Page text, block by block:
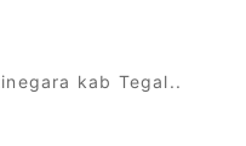
kab Tegal..